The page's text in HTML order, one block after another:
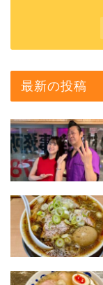
最新の投稿